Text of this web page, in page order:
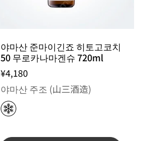
야마산 준마이긴죠 히토고코치
50 무로카나마겐슈 720ml
¥4,180
야마산 주조 (山三酒造)